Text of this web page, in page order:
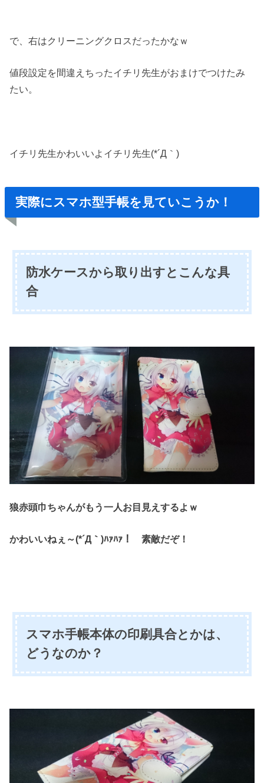
で、右はクリーニングクロスだったかなｗ
値段設定を間違えちったイチリ先生がおまけでつけたみ
たい。
イチリ先生かわいいよイチリ先生(*´Д｀)
実際にスマホ型手帳を見ていこうか！
防水ケースから取り出すとこんな具
合
狼赤頭巾ちゃんがもう一人お目見えするよｗ
かわいいねぇ～(*´Д｀)ﾊｧﾊｧ！ 素敵だぞ！
スマホ手帳本体の印刷具合とかは、
どうなのか？